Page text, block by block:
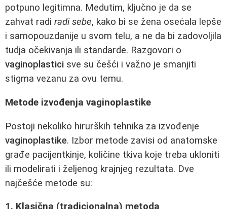
potpuno legitimna. Medutim, ključno je da se
zahvat radi radi sebe, kako bi se žena osećala lepše
i samopouzdanije u svom telu, a ne da bi zadovoljila
tudja očekivanja ili standarde. Razgovori o
vaginoplastici sve su češći i važno je smanjiti
stigma vezanu za ovu temu.
Metode izvođenja vaginoplastike
Postoji nekoliko hirurških tehnika za izvođenje
vaginoplastike. Izbor metode zavisi od anatomske
građe pacijentkinje, količine tkiva koje treba ukloniti
ili modelirati i željenog krajnjeg rezultata. Dve
najčešće metode su:
1. Klasična (tradicionalna) metoda